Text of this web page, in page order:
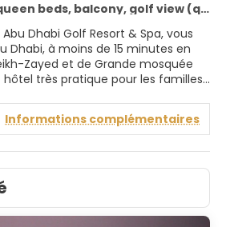
Deluxe room, 2 queen beds, balcony, golf view (queenbed)
Dhabi Golf Resort & Spa, vous
Dhabi, à moins de 15 minutes en
Zayed et de Grande mosquée
Dhabi National Exhibition Centre.
un centre bien-être
et des soins du visage, et
soin de vous. 2 piscines
après avoir amélioré votre
golf. Cet hôtel propose
Fi à Internet gratuit, un service de
Informations complémentaires